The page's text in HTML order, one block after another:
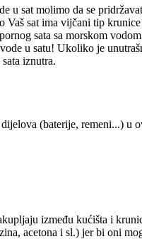
u sat molimo da se
sat ima vijčani tip
sata sa morskom
u satu! Ukoliko je
iznutra.
(baterije, remeni...) u
između kućišta i
acetona i sl.) jer bi oni